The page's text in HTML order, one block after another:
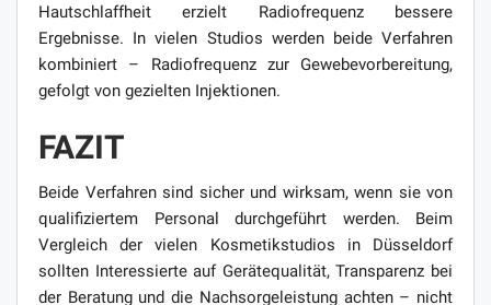
Hautschlaffheit erzielt Radiofrequenz bessere
Ergebnisse. In vielen Studios werden beide Verfahren
kombiniert – Radiofrequenz zur Gewebevorbereitung,
gefolgt von gezielten Injektionen.
FAZIT
Beide Verfahren sind sicher und wirksam, wenn sie von
qualifiziertem Personal durchgeführt werden. Beim
Vergleich der vielen Kosmetikstudios in Düsseldorf
sollten Interessierte auf Gerätequalität, Transparenz bei
der Beratung und die Nachsorgeleistung achten – nicht